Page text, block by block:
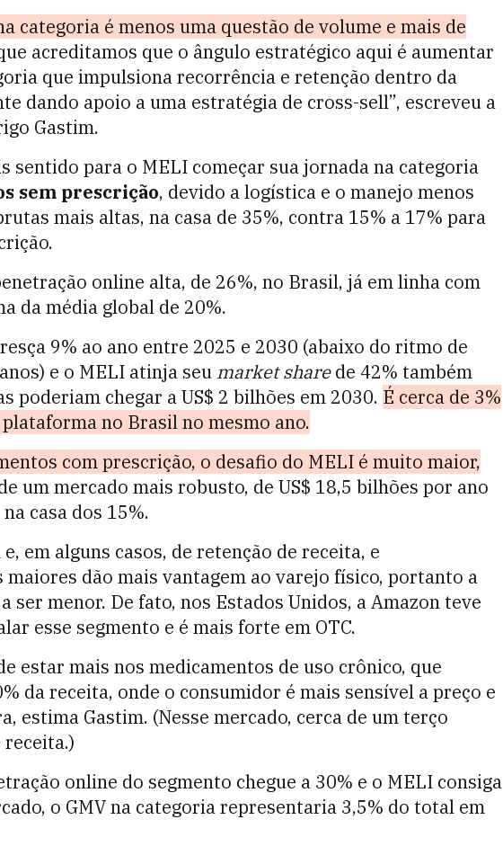
categoria é menos uma questão de volume e mais de
acreditamos que o ângulo estratégico aqui é aumentar
que impulsiona recorrência e retenção dentro da
dando apoio a uma estratégia de cross-sell”, escreveu a
Gastim.
sentido para o MELI começar sua jornada na categoria
sem prescrição, devido a logística e o manejo menos
mais altas, na casa de 35%, contra 15% a 17% para
online alta, de 26%, no Brasil, já em linha com
da média global de 20%.
9% ao ano entre 2025 e 2030 (abaixo do ritmo de
e o MELI atinja seu market sharede 42% também
poderiam chegar a US$ 2 bilhões em 2030. É cerca de 3%
no Brasil no mesmo ano.
com prescrição, o desafio do MELI é muito maior,
um mercado mais robusto, de US$ 18,5 bilhões por ano
casa dos 15%.
em alguns casos, de retenção de receita, e
dão mais vantagem ao varejo físico, portanto a
ser menor. De fato, nos Estados Unidos, a Amazon teve
esse segmento e é mais forte em OTC.
estar mais nos medicamentos de uso crônico, que
da receita, onde o consumidor é mais sensível a preço e
estima Gastim. (Nesse mercado, cerca de um terço
receita.)
online do segmento chegue a 30% e o MELI consiga
o GMV na categoria representaria 3,5% do total em